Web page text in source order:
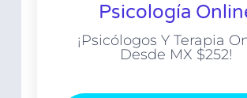
Psicología
¡Psicólogos Y Terapia
Desde MX $252!